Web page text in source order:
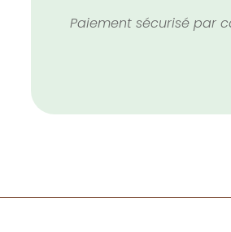
Paiement sécurisé par